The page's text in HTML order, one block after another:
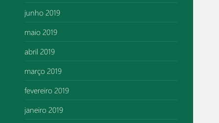
junho 2019
maio 2019
abril 2019
março 2019
fevereiro 2019
janeiro 2019